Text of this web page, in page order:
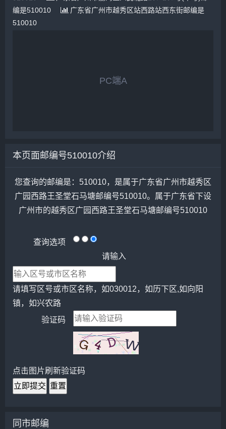
编是510010
广东省广州市越秀区站西路站西东街邮编是
510010
PC端A
本页面邮编号510010介绍
您查询的邮编是：510010，是属于广东省广州市越秀区
广园西路王圣堂石马塘邮编号510010。属于广东省下设
广州市的越秀区广园西路王圣堂石马塘邮编号510010
查询选项
请输入
请填写区号或市区名称，如030012，如历下区,如向阳
镇，如兴农路
验证码
点击图片刷新验证码
立即提交 重置
同市邮编